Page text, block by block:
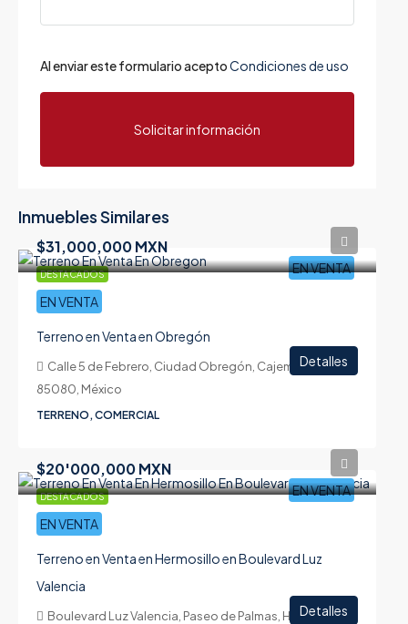
Al enviar este formulario aceptoCondiciones de uso
Solicitar información
Inmuebles Similares
DESTACADOS EN VENTA
$31,000,000 MXN
EN VENTA
Terreno en Venta en Obregón
Calle 5 de Febrero, Ciudad Obregón, Cajeme, Sonora,
85080, México
TERRENO, COMERCIAL
Detalles
DESTACADOS EN VENTA
$20'000,000 MXN
EN VENTA
Terreno en Venta en Hermosillo en Boulevard Luz
Valencia
Boulevard Luz Valencia, Paseo de Palmas, Hermosillo,
Detalles